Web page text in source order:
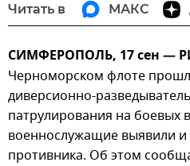
Читать в МАКС
СИМФЕРОПОЛЬ, 17 сен —
Черноморском флоте
диверсионно-
патрулирования на боевых
военнослужащие выявили и
противника. Об этом